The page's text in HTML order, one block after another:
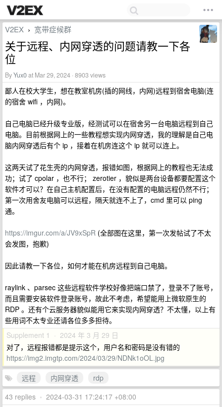
V2EX › 宽带症候群
关于远程、内网穿透的问题请教一下各
位
ByYux0at Mar 29, 2024 · 8903 views
鄙人在校大学生，想在教室机房(插的网线，内网)远程到宿舍电脑(连
的宿舍 wifi ，内网)。
自己电脑已经升级专业版，经测试可以在宿舍另一台电脑远程到自己
电脑。目前根据网上的一些教程想实现内网穿透，我的理解是自己电
脑内网穿透后有个 ip ，接着在机房连这个 ip 就可以连上。
这两天试了花生壳的内网穿透，报错如图，根据网上的教程也无法成
功；试了 cpolar ，也不行； zerotier ，貌似是两台设备都要配置这个
软件才可以？在自己主机配置后，在没有配置的电脑远程仍然不行；
第一次用舍友电脑可以远程，隔天就连不上了，cmd 里可以 ping
通。
https://imgur.com/a/JV9xSpR (全部图在这里，第一次发帖试了不太
会发图，抱歉)
因此请教一下各位，如何才能在机房远程到自己电脑。
raylink 、parsec 这些远程软件学校好像把端口禁了，登录不了账号，
而且需要安装软件登录账号，故此不考虑，希望能用上微软原生的
RDP 。还有个云服务器貌似能用它来实现内网穿透？不太懂，以上有
些用词不太专业还请各位多多担待。
Supplement 1 · 2024 年 3 月 29 日
对了，远程报错都是提示这个，用户名和密码是没有错的
https://img2.imgtp.com/2024/03/29/NDNk1oOL.jpg
远程
内网穿透
rdp
43 replies • 2024-03-31 17:24:17 +08:00